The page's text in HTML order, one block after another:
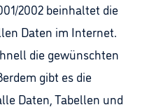
2002 beinhaltet die
Daten im Internet.
die gewünschten
gibt es die
Daten, Tabellen und